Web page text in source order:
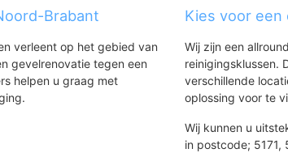
Brabant
verleent op het gebied van
gevelrenovatie tegen een
helpen u graag met
Kies voor een
Wij zijn een
reinigingsklussen.
verschillende
oplossing voor te
Wij kunnen u
in postcode; 5171,